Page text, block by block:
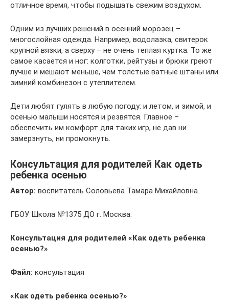
отличное время, чтобы подышать свежим воздухом.
Одним из лучших решений в осенний морозец –
многослойная одежда. Например, водолазка, свитерок
крупной вязки, а сверху – не очень теплая куртка. То же
самое касается и ног: колготки, рейтузы и брюки греют
лучше и мешают меньше, чем толстые ватные штаны или
зимний комбинезон с утеплителем.
Дети любят гулять в любую погоду: и летом, и зимой, и
осенью малыши носятся и резвятся. Главное –
обеспечить им комфорт для таких игр, не дав ни
замерзнуть, ни промокнуть.
Консультация для родителей Как одеть
ребенка осенью
Автор: воспитатель Соловьева Тамара Михайловна.
ГБОУ Школа №1375 ДО г. Москва.
Консультация для родителей «Как одеть ребенка
осенью?»
Файл: консультация
«Как одеть ребенка осенью?»